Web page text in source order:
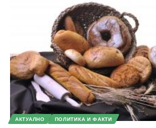
АКТУАЛНО ПОЛИТИКА И ФАКТИ